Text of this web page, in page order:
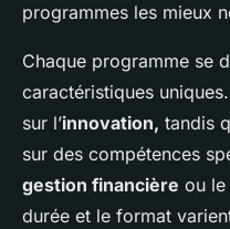
programmes les mieux
Chaque programme se
caractéristiques
sur l’innovation, tandis
sur des compétences
gestion financière ou le
durée et le format